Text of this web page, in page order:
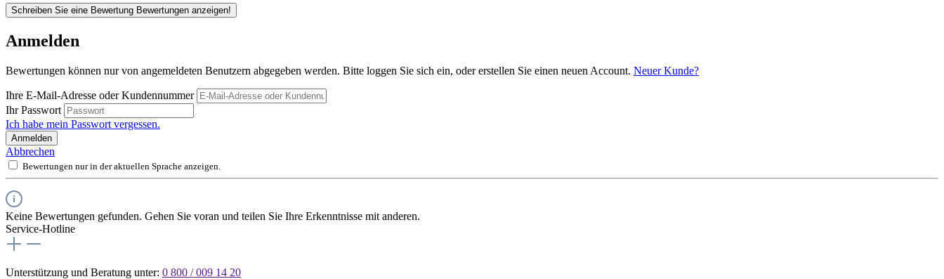
Schreiben Sie eine Bewertung Bewertungen anzeigen!
Anmelden
Bewertungen können nur von angemeldeten Benutzern abgegeben werden. Bitte loggen Sie sich ein, oder erstellen Sie einen neuen Account. Neuer Kunde?
Ihre E-Mail-Adresse oder Kundennummer
Ihr Passwort
Ich habe mein Passwort vergessen.
Anmelden
Abbrechen
Bewertungen nur in der aktuellen Sprache anzeigen.
Keine Bewertungen gefunden. Gehen Sie voran und teilen Sie Ihre Erkenntnisse mit anderen.
Service-Hotline
Unterstützung und Beratung unter: 0 800 / 009 14 20